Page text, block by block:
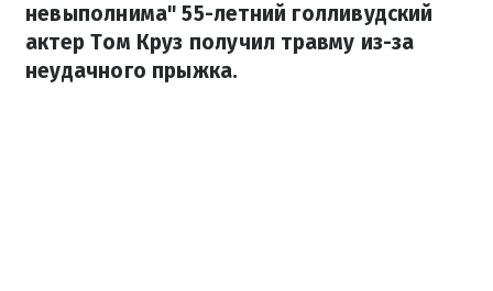
невыполнима" 55-летний голливудский
актер Том Круз получил травму из-за
неудачного прыжка.